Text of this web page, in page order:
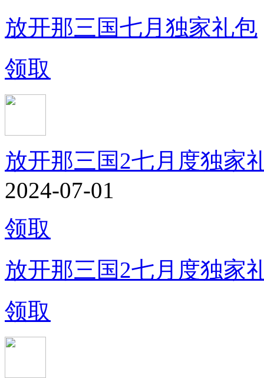
放开那三国七月独家礼包
领取
放开那三国2七月度独家
2024-07-01
领取
放开那三国2七月度独家
领取